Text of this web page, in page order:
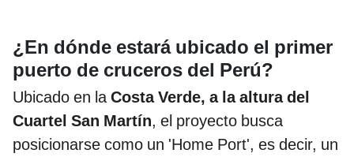
¿En dónde estará ubicado el primer
puerto de cruceros del Perú?
Ubicado en laCosta Verde, a la altura del
Cuartel San Martín, el proyecto busca
posicionarse como un 'Home Port', es decir, un